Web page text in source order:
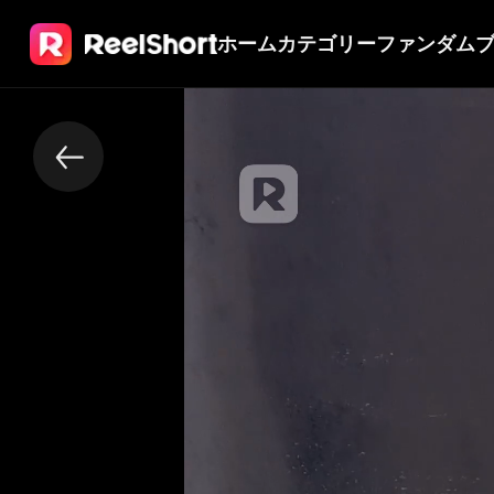
ホームカテゴリーファンダム